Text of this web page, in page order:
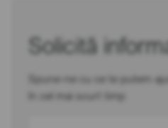
Solicită
Spune-ne cu ce te putem
în cel mai scurt timp